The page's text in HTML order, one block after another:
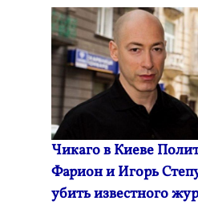
Чикаго в Киеве
Фарион и Игорь
убить известного